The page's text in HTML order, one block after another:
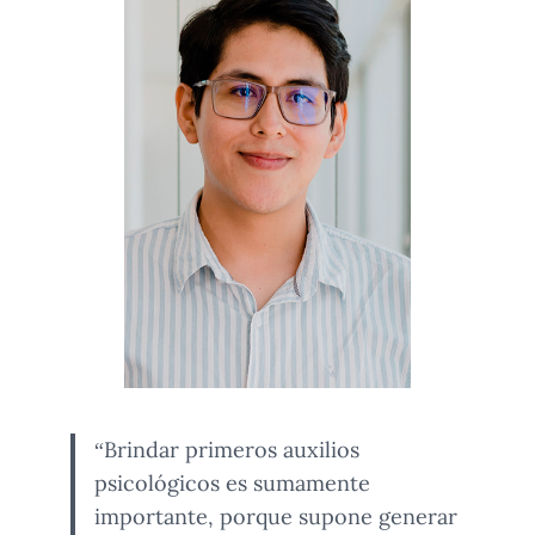
“Brindar primeros auxilios
psicológicos es sumamente
importante, porque supone generar